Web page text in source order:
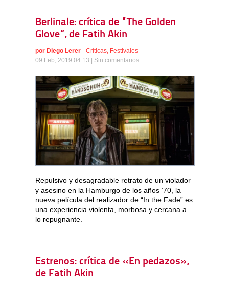
Berlinale: crítica de “The Golden
Glove”, de Fatih Akin
por Diego Lerer - Críticas Festivales
09 Feb, 2019 04:13 | Sin comentarios
Repulsivo y desagradable retrato de un violador
y asesino en la Hamburgo de los años ‘70, la
nueva película del realizador de “In the Fade” es
una experiencia violenta, morbosa y cercana a
lo repugnante.
Estrenos: crítica de «En pedazos»,
de Fatih Akin